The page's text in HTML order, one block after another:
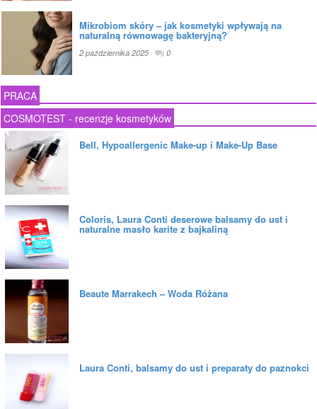
Mikrobiom skóry – jak kosmetyki wpływają na
naturalną równowagę bakteryjną?
2 października 2025 0
PRACA
COSMOTEST - recenzje kosmetyków
Bell, Hypoallergenic Make-up i Make-Up Base
Coloris, Laura Conti deserowe balsamy do ust i
naturalne masło karite z bajkaliną
Beaute Marrakech – Woda Różana
Laura Conti, balsamy do ust i preparaty do paznokci